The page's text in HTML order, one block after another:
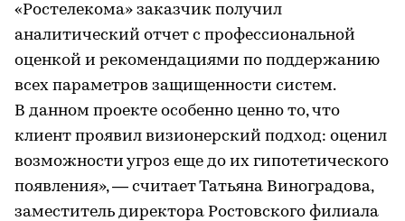
«Ростелекома» заказчик получил
аналитический отчет с профессиональной
оценкой и рекомендациями по поддержанию
всех параметров защищенности систем.
В данном проекте особенно ценно то, что
клиент проявил визионерский подход: оценил
возможности угроз еще до их гипотетического
появления», — считает Татьяна Виноградова,
заместитель директора Ростовского филиала